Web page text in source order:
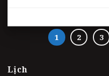
1 2 3
Lịch